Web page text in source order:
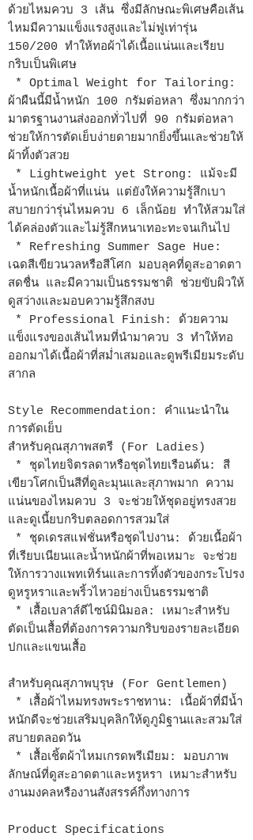
ด้วยไหมควบ 3 เส้น ซึ่งมีลักษณะพิเศษคือเส้น
ไหมมีความแข็งแรงสูงและไม่ฟูเท่ารุ่น
150/200 ทำให้ทอผ้าได้เนื้อแน่นและเรียบ
กริบเป็นพิเศษ
* Optimal Weight for Tailoring:
ผ้าผืนนี้มีน้ำหนัก 100 กรัมต่อหลา ซึ่งมากกว่า
มาตรฐานงานส่งออกทั่วไปที่ 90 กรัมต่อหลา
ช่วยให้การตัดเย็บง่ายดายมากยิ่งขึ้นและช่วยให้
ผ้าทิ้งตัวสวย
* Lightweight yet Strong: แม้จะมี
น้ำหนักเนื้อผ้าที่แน่น แต่ยังให้ความรู้สึกเบา
สบายกว่ารุ่นไหมควบ 6 เล็กน้อย ทำให้สวมใส่
ได้คล่องตัวและไม่รู้สึกหนาเทอะทะจนเกินไป
* Refreshing Summer Sage Hue:
เฉดสีเขียวนวลหรือสีโศก มอบลุคที่ดูสะอาดตา
สดชื่น และมีความเป็นธรรมชาติ ช่วยขับผิวให้
ดูสว่างและมอบความรู้สึกสงบ
* Professional Finish: ด้วยความ
แข็งแรงของเส้นไหมที่นำมาควบ 3 ทำให้ทอ
ออกมาได้เนื้อผ้าที่สม่ำเสมอและดูพรีเมียมระดับ
สากล
Style Recommendation: คำแนะนำใน
การตัดเย็บ
สำหรับคุณสุภาพสตรี (For Ladies)
* ชุดไทยจิตรลดาหรือชุดไทยเรือนต้น: สี
เขียวโศกเป็นสีที่ดูละมุนและสุภาพมาก ความ
แน่นของไหมควบ 3 จะช่วยให้ชุดอยู่ทรงสวย
และดูเนี้ยบกริบตลอดการสวมใส่
* ชุดเดรสแฟชั่นหรือชุดไปงาน: ด้วยเนื้อผ้า
ที่เรียบเนียนและน้ำหนักผ้าที่พอเหมาะ จะช่วย
ให้การวางแพทเทิร์นและการทิ้งตัวของกระโปรง
ดูหรูหราและพริ้วไหวอย่างเป็นธรรมชาติ
* เสื้อเบลาส์ดีไซน์มินิมอล: เหมาะสำหรับ
ตัดเป็นเสื้อที่ต้องการความกริบของรายละเอียด
ปกและแขนเสื้อ
สำหรับคุณสุภาพบุรุษ (For Gentlemen)
* เสื้อผ้าไหมทรงพระราชทาน: เนื้อผ้าที่มีน้ำ
หนักดีจะช่วยเสริมบุคลิกให้ดูภูมิฐานและสวมใส่
สบายตลอดวัน
* เสื้อเชิ้ตผ้าไหมเกรดพรีเมียม: มอบภาพ
ลักษณ์ที่ดูสะอาดตาและหรูหรา เหมาะสำหรับ
งานมงคลหรืองานสังสรรค์กึ่งทางการ
Product Specifications